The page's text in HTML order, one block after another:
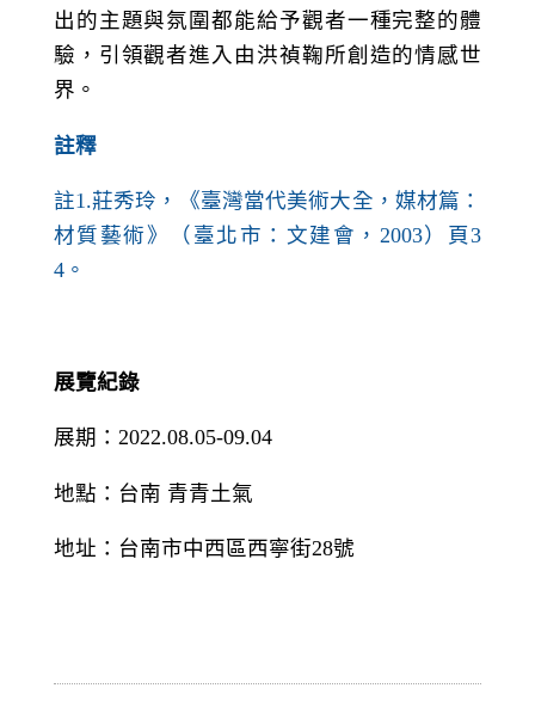
出的主題與氛圍都能給予觀者一種完整的體
驗，引領觀者進入由洪禎鞠所創造的情感世
界。
註釋
註1.莊秀玲，《臺灣當代美術大全 ， 媒材篇：
材質藝術》（臺北市：文建會， 2003）頁3
4。
展覽紀錄
展期： 2022.08.05-09.04
地點：台南 青青土氣
地址：台南市中西區西寧街28號